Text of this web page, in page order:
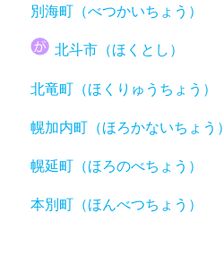
別海町（べつかいちょう）
北斗市（ほくとし）
北竜町（ほくりゅうちょう）
幌加内町（ほろかないちょう）
幌延町（ほろのべちょう）
本別町（ほんべつちょう）